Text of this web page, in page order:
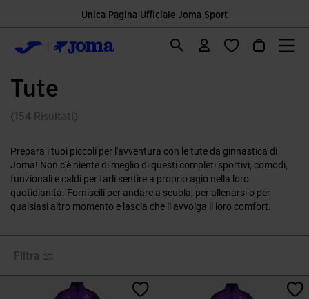
Unica Pagina Ufficiale Joma Sport
Tute
(154 Risultati)
Prepara i tuoi piccoli per l'avventura con le tute da ginnastica di
Joma! Non c'è niente di meglio di questi completi sportivi, comodi,
funzionali e caldi per farli sentire a proprio agio nella loro
quotidianità. Forniscili per andare a scuola, per allenarsi o per
qualsiasi altro momento e lascia che li avvolga il loro comfort.
Filtra